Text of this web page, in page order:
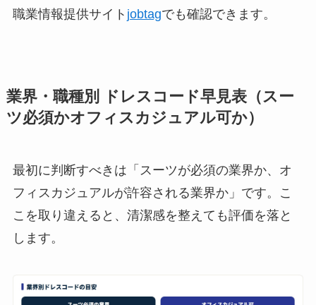
職業情報提供サイト jobtagでも確認できます。
業界・職種別 ドレスコード早見表（スー
ツ必須かオフィスカジュアル可か）
最初に判断すべきは「スーツが必須の業界か、オ
フィスカジュアルが許容される業界か」です。こ
こを取り違えると、清潔感を整えても評価を落と
します。